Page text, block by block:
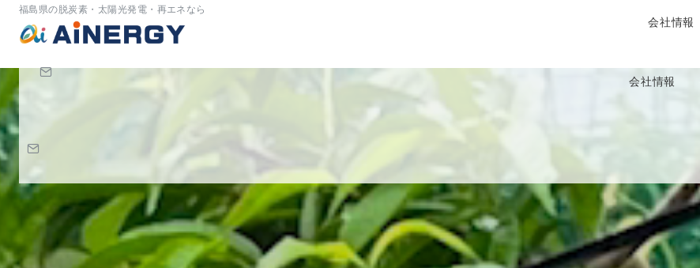
福島県の脱炭素・太陽光発電・再エネなら
会社情報
会社情報